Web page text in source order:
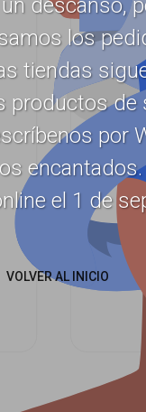
los
tiendas
productos de
por
el 1 de
VOLVER AL INICIO